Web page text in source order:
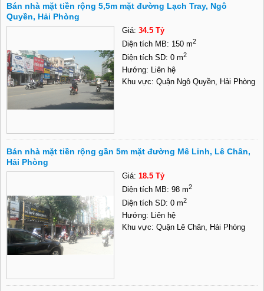
Bán nhà mặt tiền rộng 5,5m mặt đường Lạch Tray, Ngô
Quyền, Hải Phòng
Giá: 34.5 Tỷ
Diện tích MB: 150 m2
Diện tích SD: 0 m2
Hướng: Liên hệ
Khu vực: Quận Ngô Quyền, Hải Phòng
Bán nhà mặt tiền rộng gần 5m mặt đường Mê Linh, Lê Chân,
Hải Phòng
Giá: 18.5 Tỷ
Diện tích MB: 98 m2
Diện tích SD: 0 m2
Hướng: Liên hệ
Khu vực: Quận Lê Chân, Hải Phòng